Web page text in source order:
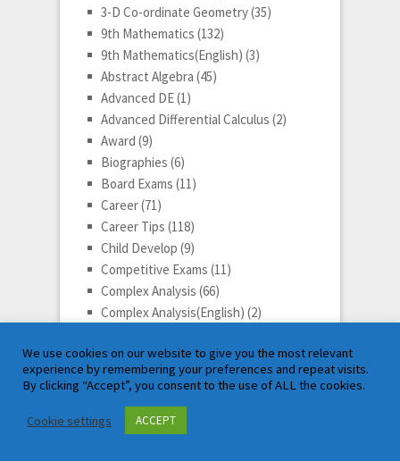
3-D Co-ordinate Geometry(35)
9th Mathematics (132)
9th Mathematics(English) (3)
Abstract Algebra (45)
Advanced DE(1)
Advanced Differential Calculus (2)
Award (9)
Biographies (6)
Board Exams (11)
Career(71)
Career Tips (118)
Child Develop (9)
Competitive Exams (11)
Complex Analysis (66)
Complex Analysis(English) (2)
Differential Calculus(English)(2)
Differential Equation(78)
Differential Equation(English)
Differential Geometry
We use cookies on our website to give you the most relevant
experience by remembering your preferences and repeat visits.
By clicking “Accept”, you consent to the use of ALL the cookies.
Cookie settings ACCEPT